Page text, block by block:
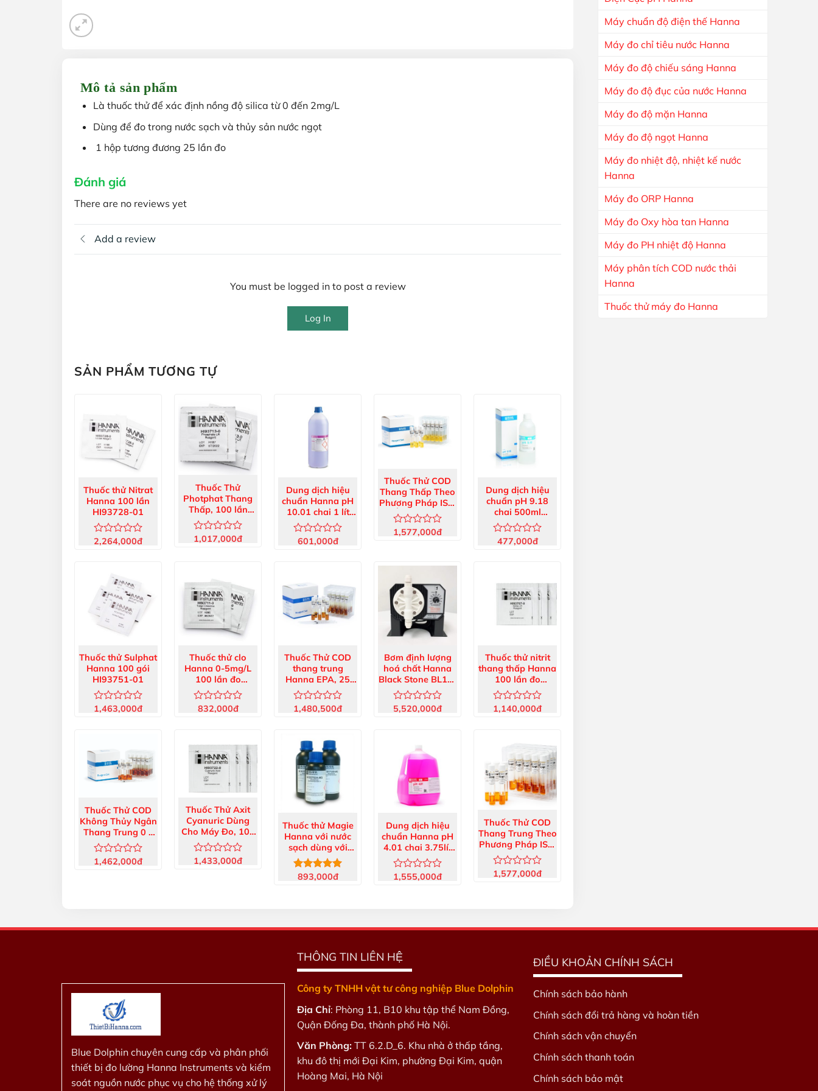
Máy chuẩn độ điện thế Hanna
Máy đo chỉ tiêu nước Hanna
Máy đo độ chiếu sáng Hanna
Máy đo độ đục của nước Hanna
Máy đo độ mặn Hanna
Máy đo độ ngọt Hanna
Máy đo nhiệt độ, nhiệt kế nước
Hanna
Máy đo ORP Hanna
Máy đo Oxy hòa tan Hanna
Máy đo PH nhiệt độ Hanna
Máy phân tích COD nước thải
Hanna
Thuốc thử máy đo Hanna
Mô tả sản phẩm
Là thuốc thử để xác định nồng độ silica từ 0 đến 2mg/L
Dùng để đo trong nước sạch và thủy sản nước ngọt
1 hộp tương đương 25 lần đo
Đánh giá
There are no reviews yet
Add a review
You must be logged in to post a review
Log In
SẢN PHẨM TƯƠNG TỰ
Thuốc thử Nitrat
Hanna 100 lần
HI93728-01
Được
sao
2,264,000đ
Thuốc Thử
Photphat Thang
Thấp, 100 lần
HI93713-01
Được
sao
1,017,000đ
Dung dịch hiệu
chuẩn Hanna pH
10.01 chai 1 lít
HI7010/1L
Được
sao
601,000đ
Thuốc Thử COD
Thang Thấp Theo
Phương Pháp ISO,
25 Ống HI93754F-
25
Được
sao
1,577,000đ
Dung dịch hiệu
chuẩn pH 9.18
chai 500ml
HI7009L
Được
sao
477,000đ
Thuốc thử Sulphat
Hanna 100 gói
HI93751-01
Được
1,463,000đ
Thuốc thử clo
Hanna 0-5mg/L
100 lần đo
HI93711-01
Được
5
sao
832,000đ
Thuốc Thử COD
thang trung
Hanna EPA, 25
ống HI93754B-25
Được
sao
1,480,500đ
Bơm định lượng
hoá chất Hanna
Black Stone BL15-
2 15.2 l/h
Được
sao
5,520,000đ
Thuốc thử nitrit
thang thấp Hanna
100 lần đo
HI93707-01
Được
1,140,000đ
Thuốc Thử COD
Không Thủy Ngân
Thang Trung 0 –
1500 mg/L (25
ống) HI93754E-25
Được
1,462,000đ
Thuốc Thử Axit
Cyanuric Dùng
Cho Máy Đo, 100
Lần Đo HI93722-
01
Được
1,433,000đ
Thuốc thử Magie
Hanna với nước
sạch dùng với
máy đo 50 lần đo
HI937520-01
Được xếp
893,000đ
Dung dịch hiệu
chuẩn Hanna pH
4.01 chai 3.75lít
HI7004/1G
Được
sao
1,555,000đ
Thuốc Thử COD
Thang Trung Theo
Phương Pháp ISO,
25 Ống
HI93754G-25
Được
1,577,000đ
Blue Dolphin chuyên cung cấp và phân phối
thiết bị đo lường Hanna Instruments và kiểm
soát nguồn nước phục vụ cho hệ thống xử lý
THÔNG TIN LIÊN HỆ
Công ty TNHH vật tư công nghiệp Blue Dolphin
Địa Chỉ: Phòng 11, B10 khu tập thể Nam Đồng,
Quận Đống Đa, thành phố Hà Nội.
Văn Phòng: TT 6.2.D_6. Khu nhà ở thấp tầng,
khu đô thị mới Đại Kim, phường Đại Kim, quận
Hoàng Mai, Hà Nội
ĐIỀU KHOẢN CHÍNH SÁCH
Chính sách bảo hành
Chính sách đổi trả hàng và hoàn tiền
Chính sách vận chuyển
Chính sách thanh toán
Chính sách bảo mật